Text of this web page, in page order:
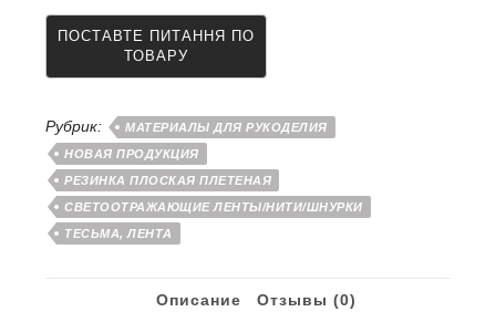
плоская
13
Рубрик:
МАТЕРИАЛЫ ДЛЯ РУКОДЕЛИЯ
НОВАЯ ПРОДУКЦИЯ
РЕЗИНКА ПЛОСКАЯ ПЛЕТЕНАЯ
СВЕТООТРАЖАЮЩИЕ ЛЕНТЫ/НИТИ/ШНУРКИ
ТЕСЬМА, ЛЕНТА
Описание Отзывы (0)